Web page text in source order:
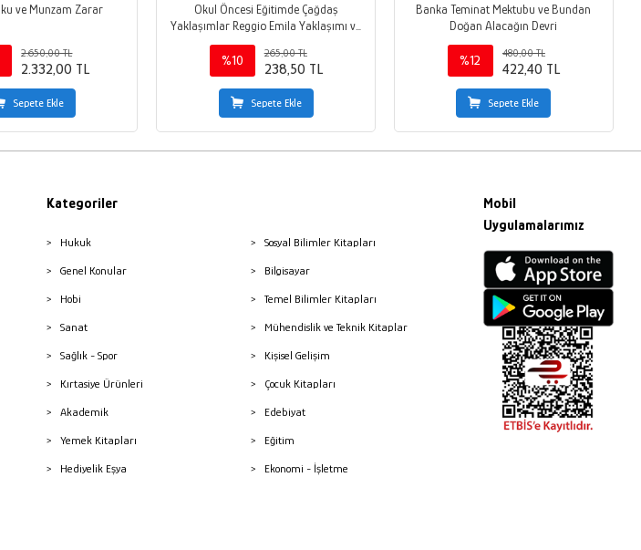
ve Munzam Zarar
2.650,00 TL
2.332,00 TL
Sepete Ekle
Okul Öncesi Eğitimde Çağdaş
Yaklaşımlar Reggio Emila Yaklaşımı ve
Proje Yaklaşımı
%10
265,00 TL
238,50 TL
Sepete Ekle
Banka Teminat Mektubu ve Bundan
Doğan Alacağın Devri
%12
480,00 TL
422,40 TL
Sepete Ekle
Kategoriler
Hukuk
Genel Konular
Hobi
Sanat
Sağlık - Spor
Kırtasiye Ürünleri
Akademik
Yemek Kitapları
Hediyelik Eşya
Sosyal Bilimler Kitapları
Bilgisayar
Temel Bilimler Kitapları
Mühendislik ve Teknik Kitaplar
Kişisel Gelişim
Çocuk Kitapları
Edebiyat
Eğitim
Ekonomi - İşletme
Mobil
Uygulamalarımız